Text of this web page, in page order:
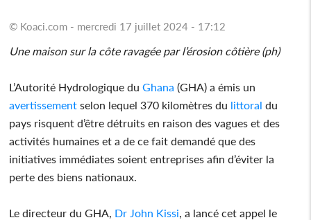
© Koaci.com - mercredi 17 juillet 2024 - 17:12
Une maison sur la côte ravagée par l’érosion côtière (ph)
L’Autorité Hydrologique duGhana (GHA) a émis un
avertissement selon lequel 370 kilomètres du littoral du
pays risquent d’être détruits en raison des vagues et des
activités humaines et a de ce fait demandé que des
initiatives immédiates soient entreprises afin d’éviter la
perte des biens nationaux.
Le directeur du GHA, Dr John Kissi , a lancé cet appel le